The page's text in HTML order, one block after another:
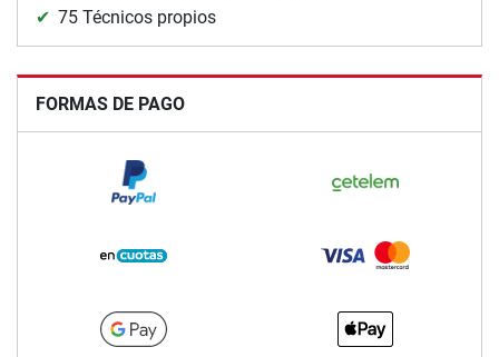
75 Técnicos propios
FORMAS DE PAGO